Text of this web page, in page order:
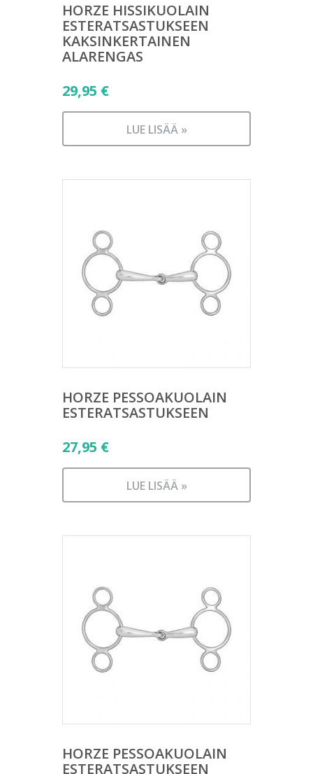
HORZE HISSIKUOLAIN
ESTERATSASTUKSEEN
KAKSINKERTAINEN
ALARENGAS
29,95 €
LUE LISÄÄ »
HORZE PESSOAKUOLAIN
ESTERATSASTUKSEEN
27,95 €
LUE LISÄÄ »
HORZE PESSOAKUOLAIN
ESTERATSASTUKSEEN